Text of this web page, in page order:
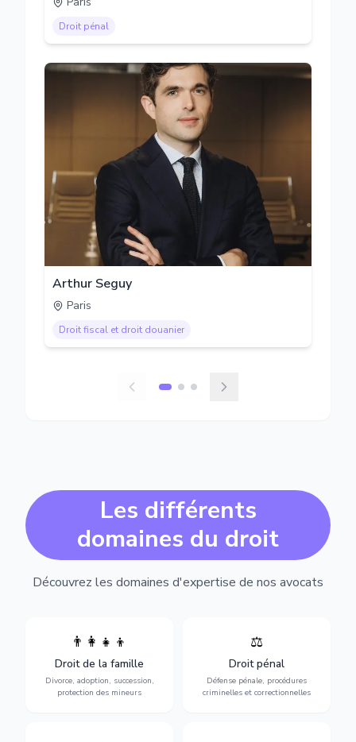
Droit pénal
Arthur Seguy
Paris
Droit fiscal et droit douanier
Les différents
domaines du droit
Découvrez les domaines d'expertise de nos avocats
👨‍👩‍👧‍👦
Droit de la famille
Divorce, adoption, succession,
protection des mineurs
Divorce, garde d'enfants,
adoption, succession et
protection des personnes
vulnérables.
⚖️
Droit pénal
Défense pénale, procédures
criminelles et correctionnelles
Expertise en matière pénale,
vue jusqu'au procès, pour
toute affaire correctionnelle
ou criminelle.